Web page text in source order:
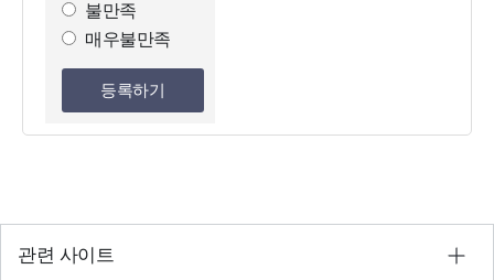
불만족
매우불만족
등록하기
관련 사이트